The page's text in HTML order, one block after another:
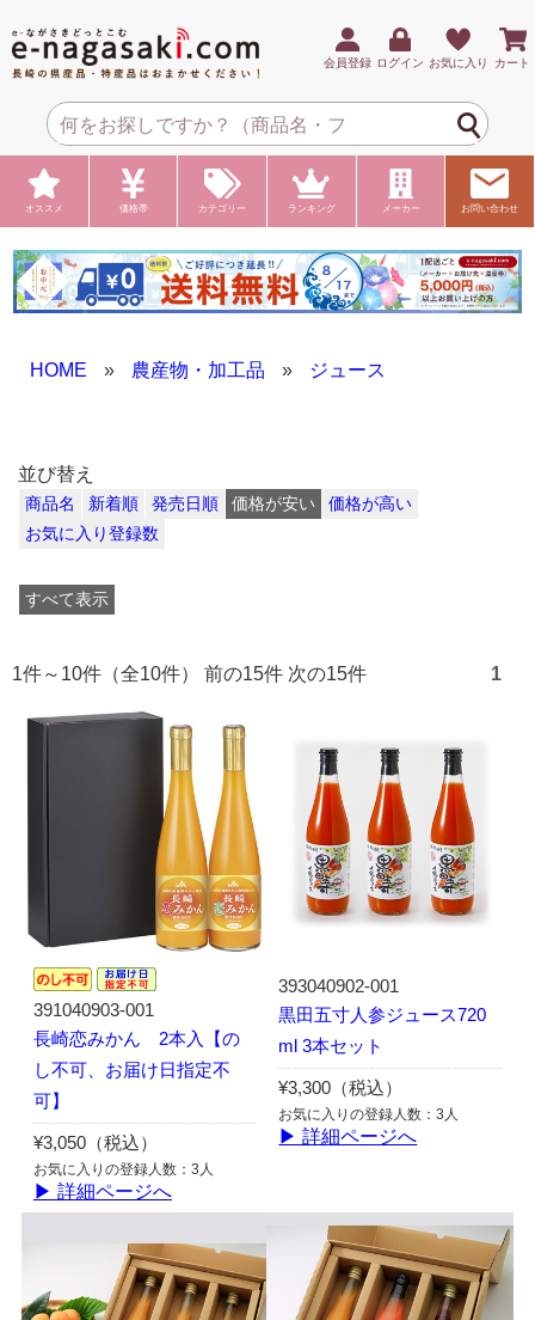
会員登録 ログイン お気に入り カート
オススメ 価格帯 カテゴリー ランキング メーカー お問い合わせ
HOME » 農産物・加工品 » ジュース
並び替え
商品名 新着順 発売日順 価格が安い
価格が高い
お気に入り登録数
すべて表示
1件～10件（全10件） 前の15件 次の15件 1
391040903-001
長崎恋みかん 2本入【の
し不可、お届け日指定不
可】
¥3,050（税込）
お気に入りの登録人数：3人
▶ 詳細ページへ
393040902-001
黒田五寸人参ジュース720
ml 3本セット
¥3,300（税込）
お気に入りの登録人数：3人
▶ 詳細ページへ